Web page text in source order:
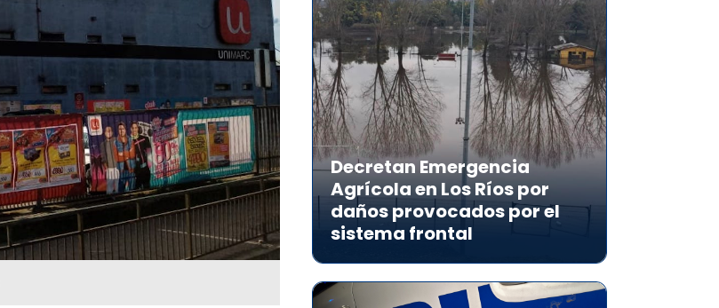
Decretan Emergencia
Agrícola en Los Ríos por
daños provocados por el
sistema frontal